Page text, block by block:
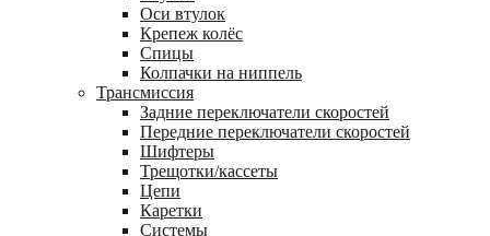
Оси втулок
Крепеж колёс
Спицы
Колпачки на ниппель
Трансмиссия
Задние переключатели скоростей
Передние переключатели скоростей
Шифтеры
Трещотки/кассеты
Цепи
Каретки
Системы